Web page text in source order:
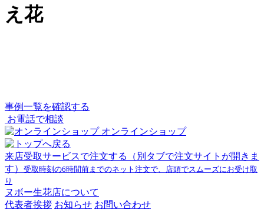
え花
事例一覧を確認する
お電話で相談
オンラインショップ
来店受取サービスで注文する
（別タブで注文サイトが開きま
す） 受取時刻の6時間前までのネット注文で、店頭でスムーズにお受け取
り
ヌボー生花店について
代表者挨拶 お知らせ お問い合わせ